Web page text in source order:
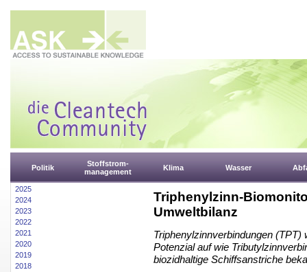
Politik
Stoffstrom-
management
Klima Wasser
2025
2024
2023
2022
2021
2020
2019
2018
Triphenylzinn-
Umweltbilanz
Triphenylzinnverbindungen
Potenzial auf wie
biozidhaltige Schiffsanstriche